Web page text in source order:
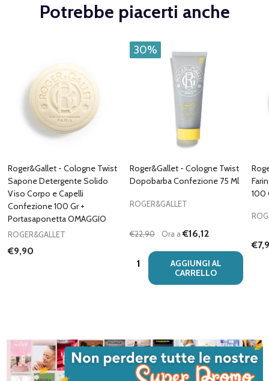
Potrebbe piacerti anche
Roger&Gallet - Cologne Twist
Sapone Detergente Solido
Viso Corpo e Capelli
Confezione 100 Gr +
Portasaponetta OMAGGIO
ROGER&GALLET
€9,90
30%
Roger&Gallet - Cologne Twist
Dopobarba Confezione 75 Ml
ROGER&GALLET
€22,90 Ora a€16,12
Quantità:
AGGIUNGI AL
CARRELLO
100